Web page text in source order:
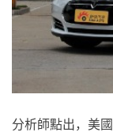
分析師點出，美